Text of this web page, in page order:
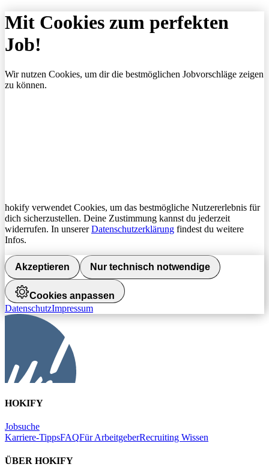
Mit Cookies zum perfekten
Job!
Wir nutzen Cookies, um dir die bestmöglichen Jobvorschläge zeigen
zu können.
hokify verwendet Cookies, um das bestmögliche Nutzererlebnis für
dich sicherzustellen. Deine Zustimmung kannst du jederzeit
widerrufen. In unsererDatenschutzerklärung findest du weitere
Infos.
Akzeptieren Nur technisch notwendige
Cookies anpassen
DatenschutzImpressum
HOKIFY
Jobsuche
Karriere-TippsFAQFür ArbeitgeberRecruiting Wissen
ÜBER HOKIFY